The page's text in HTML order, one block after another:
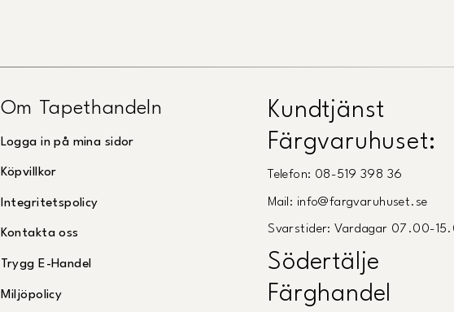
Om Tapethandeln
Logga in på mina sidor
Köpvillkor
Integritetspolicy
Kontakta oss
Trygg E-Handel
Miljöpolicy
Kundtjänst
Färgvaruhuset:
Telefon: 08-519 398 36
Mail: info@fargvaruhuset.se
Svarstider: Vardagar 07.00-
Södertälje
Färghandel